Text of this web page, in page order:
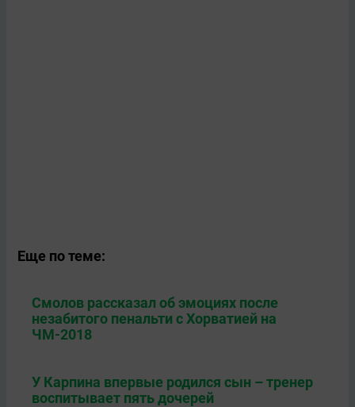
Еще по теме:
Смолов рассказал об эмоциях после
незабитого пенальти с Хорватией на
ЧМ-2018
У Карпина впервые родился сын – тренер
воспитывает пять дочерей